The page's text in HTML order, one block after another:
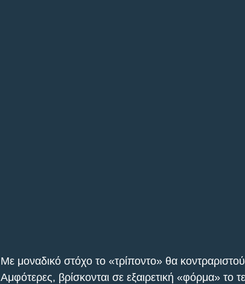
Με μοναδικό στόχο το «τρίποντο» θα
Αμφότερες, βρίσκονται σε εξαιρετική «φόρμα» το